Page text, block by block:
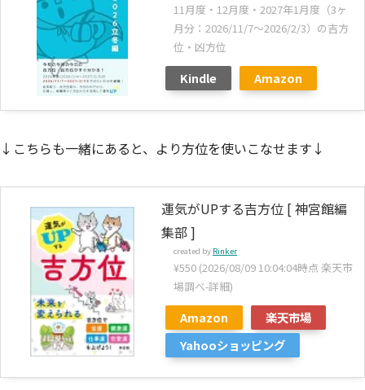
11月度・12月度・2027年1月度（3ヶ
月分：2026/11/7～2026/2/3）の吉方
位・凶方位
Kindle Amazon
↓こちらも一緒にあると、より方位を使いこなせます↓
運気がUPする吉方位 [ 神宮館編
集部 ]
created by Rinker
¥550 (2026/08/09 10:04:04時点 楽天市
場調べ-詳細)
Amazon
楽天市場
Yahooショッピング